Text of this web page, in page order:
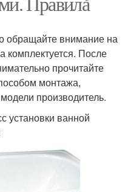
обращайте внимание на
комплектуется. После
прочитайте
монтажа,
производитель.
установки ванной